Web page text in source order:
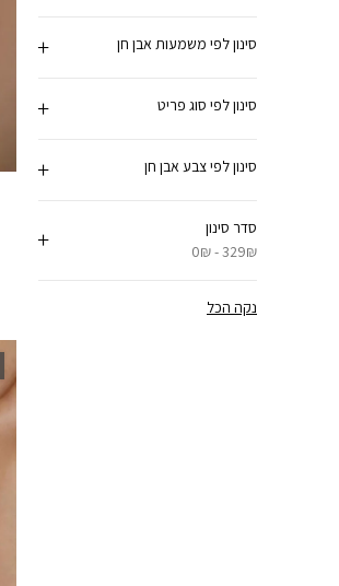
סינון לפי משמעות אבן חן
סינון לפי סוג פריט
סינון לפי צבע אבן חן
סדר סינון
0₪ - 329₪
נקה הכל